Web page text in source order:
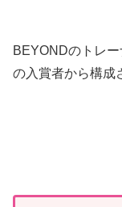
BEYONDのトレ
の入賞者から構成